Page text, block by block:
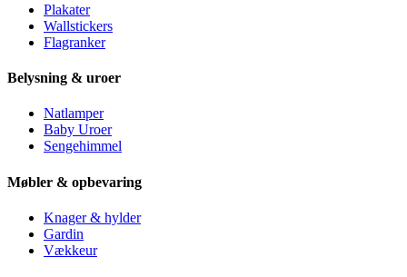
Plakater
Wallstickers
Flagranker
Belysning & uroer
Natlamper
Baby Uroer
Sengehimmel
Møbler & opbevaring
Knager & hylder
Gardin
Vækkeur